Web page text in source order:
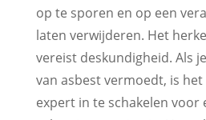
op te sporen en op een
laten verwijderen. Het
vereist deskundigheid. Als
van asbest vermoedt, is
expert in te schakelen voor